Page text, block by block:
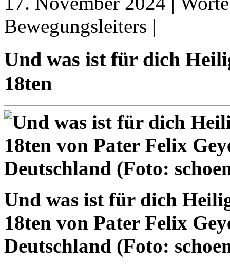
Bewegungsleiters |
Und was ist für dich
18ten
Und was ist für dich
18ten von Pater Felix
Deutschland (Foto: